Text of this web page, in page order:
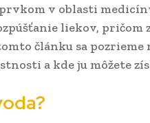
v oblasti
liekov, pričom
článku sa pozrieme
a kde ju môžete